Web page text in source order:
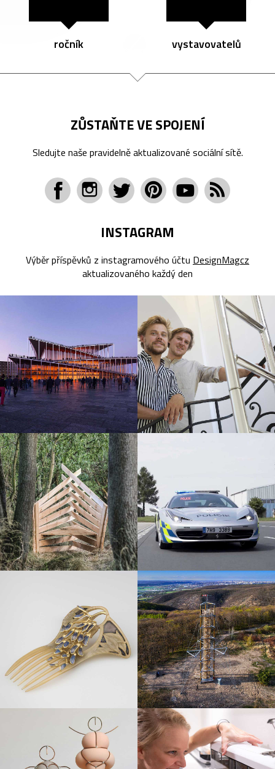
ročník vystavovatelů
ZŮSTAŇTE VE SPOJENÍ
Sledujte naše pravidelně aktualizované sociální sítě.
INSTAGRAM
Výběr příspěvků z instagramového účtu DesignMagcz
aktualizovaného každý den